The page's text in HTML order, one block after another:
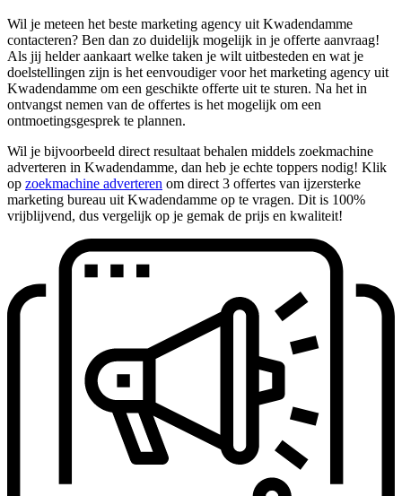
Wil je meteen het beste marketing agency uit Kwadendamme
contacteren? Ben dan zo duidelijk mogelijk in je offerte aanvraag!
Als jij helder aankaart welke taken je wilt uitbesteden en wat je
doelstellingen zijn is het eenvoudiger voor het marketing agency uit
Kwadendamme om een geschikte offerte uit te sturen. Na het in
ontvangst nemen van de offertes is het mogelijk om een
ontmoetingsgesprek te plannen.
Wil je bijvoorbeeld direct resultaat behalen middels zoekmachine
adverteren in Kwadendamme, dan heb je echte toppers nodig! Klik
op zoekmachine adverteren om direct 3 offertes van ijzersterke
marketing bureau uit Kwadendamme op te vragen. Dit is 100%
vrijblijvend, dus vergelijk op je gemak de prijs en kwaliteit!